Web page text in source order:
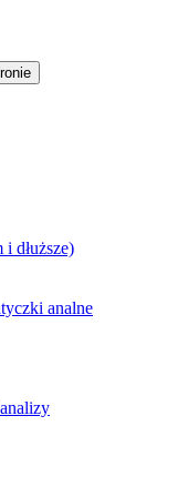
dłuższe)
analne